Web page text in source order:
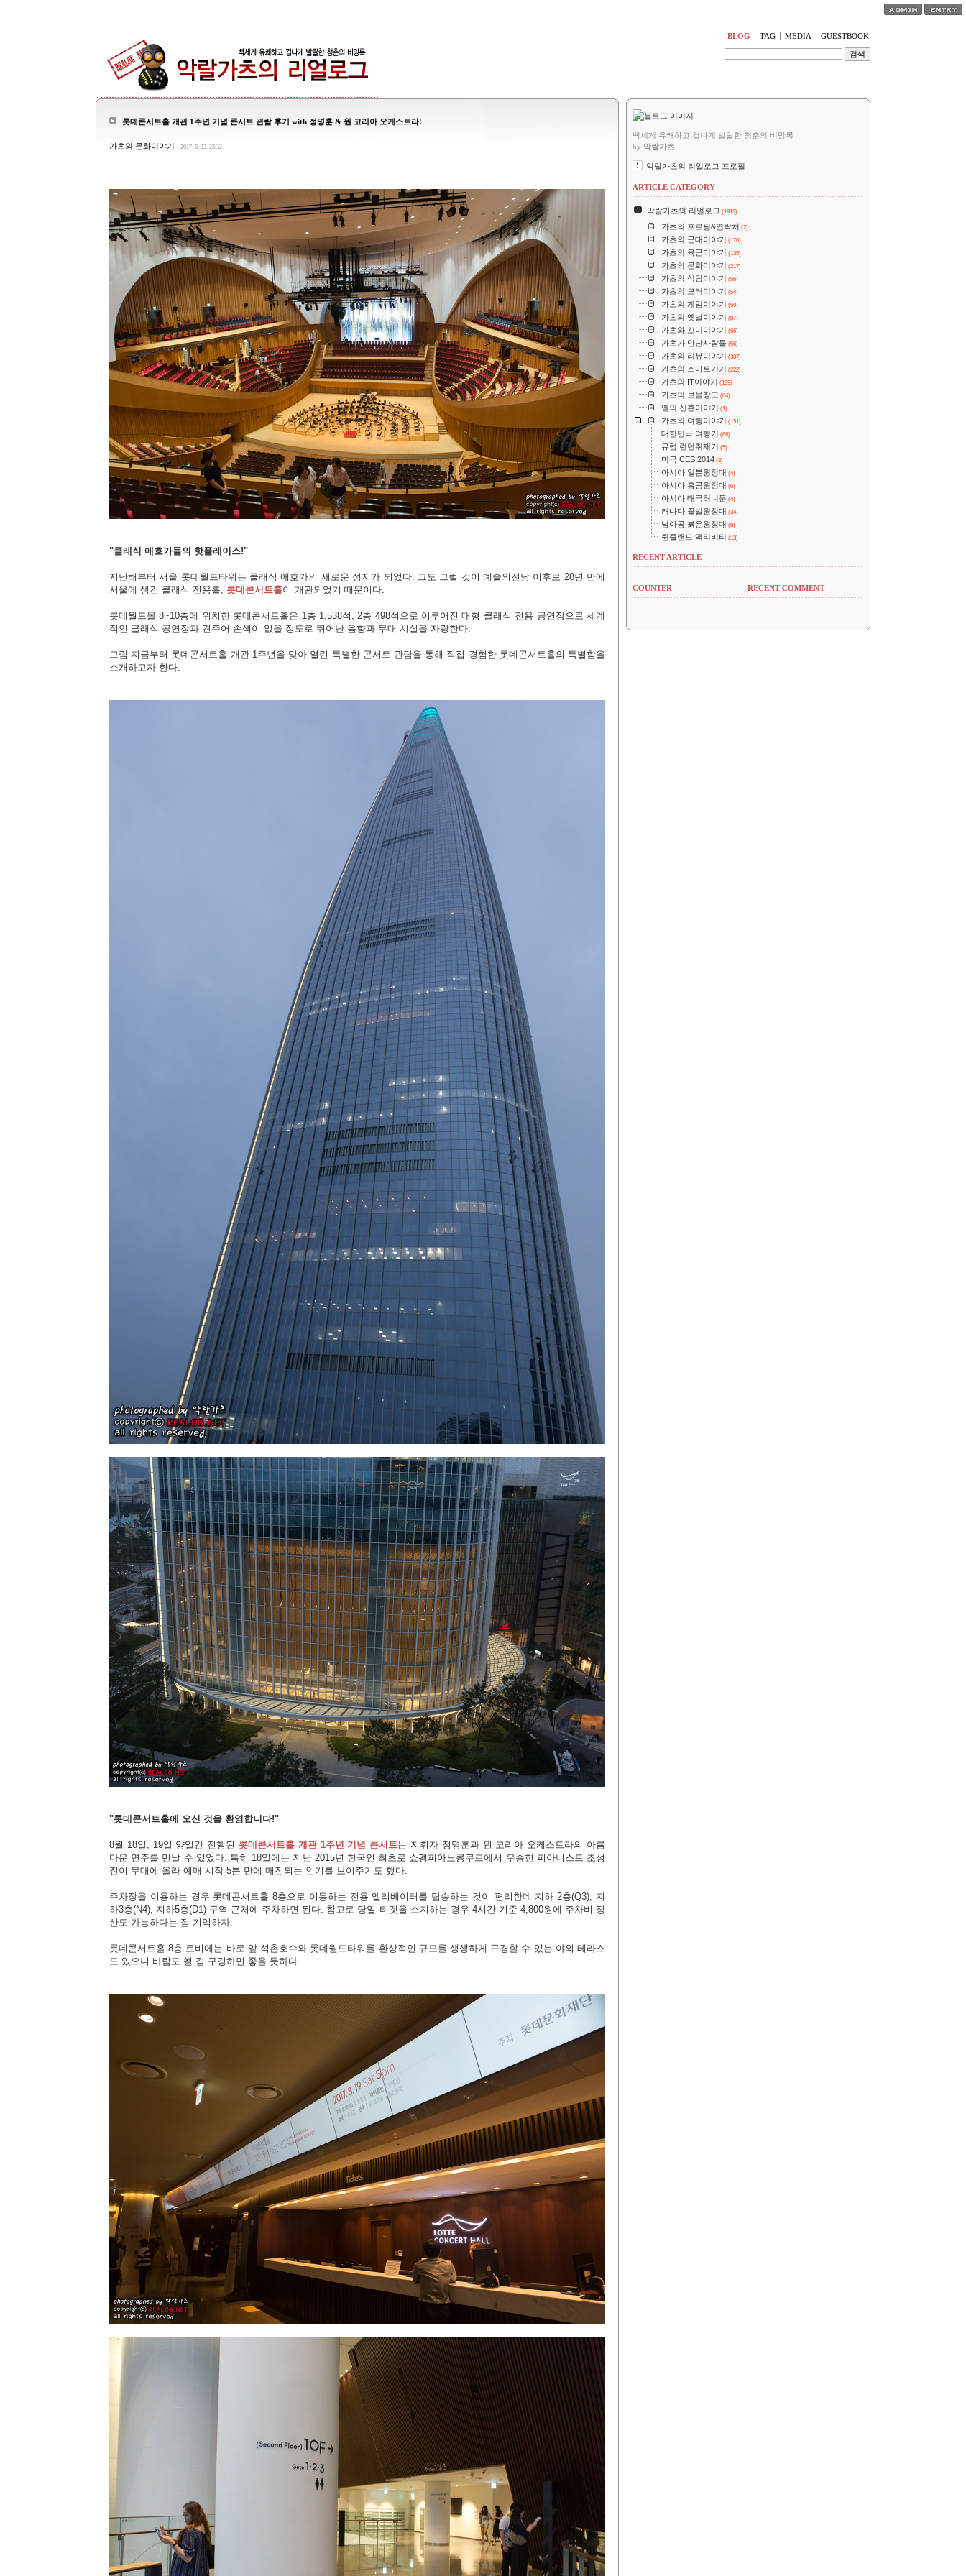
BLOG TAG MEDIA GUESTBOOK
롯데콘서트홀 개관 1주년 기념 콘서트 관람 후기 with 정명훈 & 원 코리아 오케스트라!
가츠의 문화이야기 2017. 8. 23. 23:32
"클래식 애호가들의 핫플레이스!"
지난해부터 서울 롯데월드타워는 클래식 애호가의 새로운 성지가 되었다. 그도 그럴 것이 예술의전당 이후로 28년 만에
서울에 생긴 클래식 전용홀, 롯데콘서트홀이 개관되었기 때문이다.
롯데월드몰 8~10층에 위치한 롯데콘서트홀은 1층 1,538석, 2층 498석으로 이루어진 대형 클래식 전용 공연장으로 세계
적인 클래식 공연장과 견주어 손색이 없을 정도로 뛰어난 음향과 무대 시설을 자랑한다.
그럼 지금부터 롯데콘서트홀 개관 1주년을 맞아 열린 특별한 콘서트 관람을 통해 직접 경험한 롯데콘서트홀의 특별함을
소개하고자 한다.
"롯데콘서트홀에 오신 것을 환영합니다!"
8월 18일, 19일 양일간 진행된 롯데콘서트홀 개관 1주년 기념 콘서트는 지휘자 정명훈과 원 코리아 오케스트라의 아름
다운 연주를 만날 수 있었다. 특히 18일에는 지난 2015년 한국인 최초로 쇼팽피아노콩쿠르에서 우승한 피아니스트 조성
진이 무대에 올라 예매 시작 5분 만에 매진되는 인기를 보여주기도 했다.
주차장을 이용하는 경우 롯데콘서트홀 8층으로 이동하는 전용 엘리베이터를 탑승하는 것이 편리한데 지하 2층(Q3), 지
하3층(N4), 지하5층(D1) 구역 근처에 주차하면 된다. 참고로 당일 티켓을 소지하는 경우 4시간 기준 4,800원에 주차비 정
산도 가능하다는 점 기억하자.
롯데콘서트홀 8층 로비에는 바로 앞 석촌호수와 롯데월드타워를 환상적인 규모를 생생하게 구경할 수 있는 야외 테라스
도 있으니 바람도 쐴 겸 구경하면 좋을 듯하다.
빡세게 유쾌하고 겁나게 발랄한 청춘의 비망록
by 악랄가츠
악랄가츠의 리얼로그 프로필
ARTICLE CATEGORY
악랄가츠의 리얼로그 (1813)
가츠의 프로필&연락처 (2)
가츠의 군대이야기 (170)
가츠의 육군이야기 (135)
가츠의 문화이야기 (217)
가츠의 식탐이야기 (56)
가츠의 모터이야기 (54)
가츠의 게임이야기 (59)
가츠의 옛날이야기 (87)
가츠와 꼬미이야기 (66)
가츠가 만난사람들 (56)
가츠의 리뷰이야기 (307)
가츠의 스마트기기 (222)
가츠의 IT이야기 (139)
가츠의 보물창고 (64)
옐의 신혼이야기 (1)
가츠의 여행이야기 (151)
대한민국 여행기 (68)
유럽 런던취재기 (5)
미국 CES 2014 (8)
아시아 일본원정대 (4)
아시아 홍콩원정대 (6)
아시아 태국허니문 (4)
캐나다 끝발원정대 (34)
남아공 붉은원정대 (8)
퀸즐랜드 액티비티 (13)
RECENT ARTICLE
COUNTER RECENT COMMENT
티스토리툴바